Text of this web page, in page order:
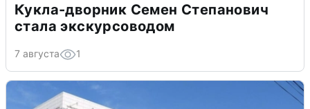
Кукла-дворник Семен Степанович
стала экскурсоводом
7 августа 1